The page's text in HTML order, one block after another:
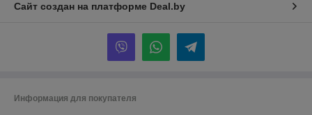
Сайт создан на платформе Deal.by
Информация для покупателя